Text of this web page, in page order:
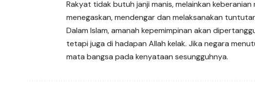
Rakyat tidak butuh janji manis, melainkan
menegaskan, mendengar dan melaksanakan
Dalam Islam, amanah kepemimpinan akan
tetapi juga di hadapan Allah kelak. Jika negara
mata bangsa pada kenyataan sesungguhnya.